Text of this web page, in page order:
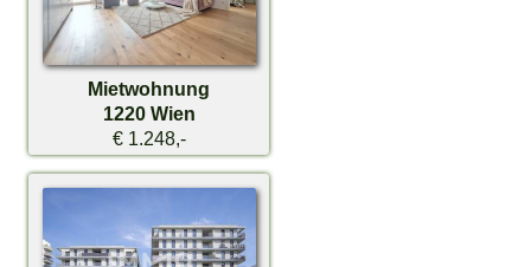
Mietwohnung
1220 Wien
€ 1.248,-